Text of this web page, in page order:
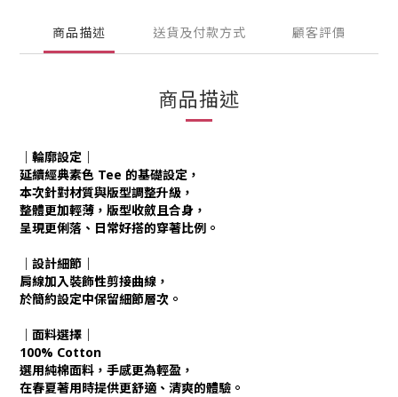
商品描述 送貨及付款方式 顧客評價
商品描述
｜輪廓設定｜
延續經典素色 Tee 的基礎設定，
本次針對材質與版型調整升級，
整體更加輕薄，版型收斂且合身，
呈現更俐落、日常好搭的穿著比例。
｜設計細節｜
肩線加入裝飾性剪接曲線，
於簡約設定中保留細節層次。
｜面料選擇｜
100% Cotton
選用純棉面料，手感更為輕盈，
在春夏著用時提供更舒適、清爽的體驗。